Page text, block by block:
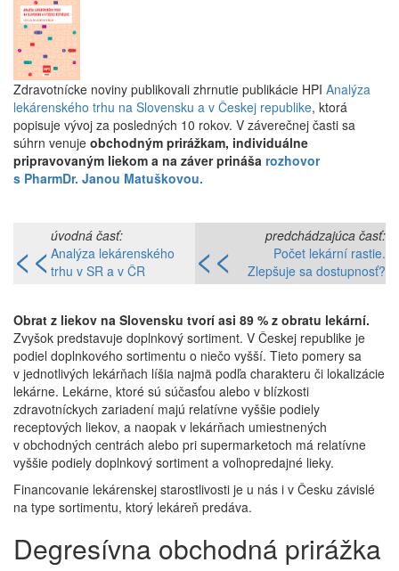
Zdravotnícke noviny publikovali zhrnutie publikácie HPI Analýza
lekárenského trhu na Slovensku a v Českej republike, ktorá
popisuje vývoj za posledných 10 rokov. V záverečnej časti sa
súhrn venuje obchodným prirážkam, individuálne
pripravovaným liekom a na záver prináša rozhovor
s PharmDr. Janou Matuškovou.
<< úvodná časť:
Analýza lekárenského
trhu v SR a v ČR
<<
predchádzajúca časť:
Počet lekární rastie.
Zlepšuje sa dostupnosť?
Obrat z liekov na Slovensku tvorí asi 89 % z obratu lekární.
Zvyšok predstavuje doplnkový sortiment. V Českej republike je
podiel doplnkového sortimentu o niečo vyšší. Tieto pomery sa
v jednotlivých lekárňach líšia najmä podľa charakteru či lokalizácie
lekárne. Lekárne, ktoré sú súčasťou alebo v blízkosti
zdravotníckych zariadení majú relatívne vyššie podiely
receptových liekov, a naopak v lekárňach umiestnených
v obchodných centrách alebo pri supermarketoch má relatívne
vyššie podiely doplnkový sortiment a voľnopredajné lieky.
Financovanie lekárenskej starostlivosti je u nás i v Česku závislé
na type sortimentu, ktorý lekáreň predáva.
Degresívna obchodná prirážka